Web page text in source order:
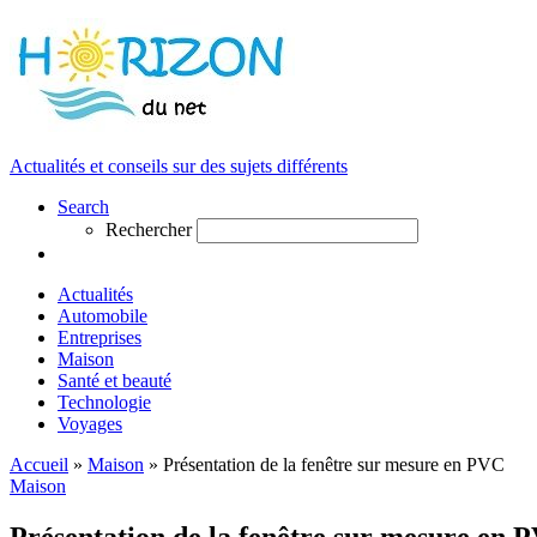
Actualités et conseils sur des sujets différents
Search
Rechercher
Actualités
Automobile
Entreprises
Maison
Santé et beauté
Technologie
Voyages
Accueil » Maison » Présentation de la fenêtre sur mesure en PVC
Maison